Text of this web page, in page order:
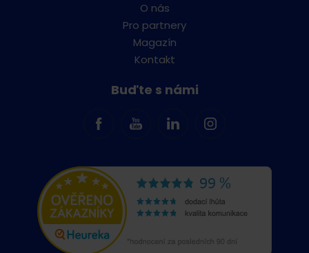
O nás
Pro partnery
Magazín
Kontakt
Buďte s námi